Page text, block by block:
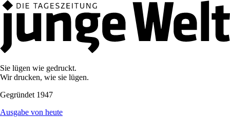
Sie lügen wie gedruckt.
Wir drucken, wie sie lügen.
Gegründet 1947
Ausgabe von heute